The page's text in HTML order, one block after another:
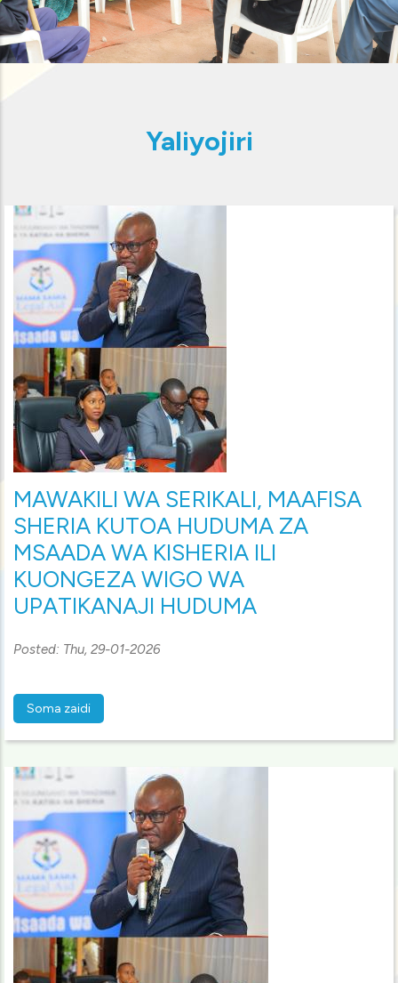
Yaliyojiri
MAWAKILI WA SERIKALI, MAAFISA
SHERIA KUTOA HUDUMA ZA
MSAADA WA KISHERIA ILI
KUONGEZA WIGO WA
UPATIKANAJI HUDUMA
Posted: Thu, 29-01-2026
Soma zaidi